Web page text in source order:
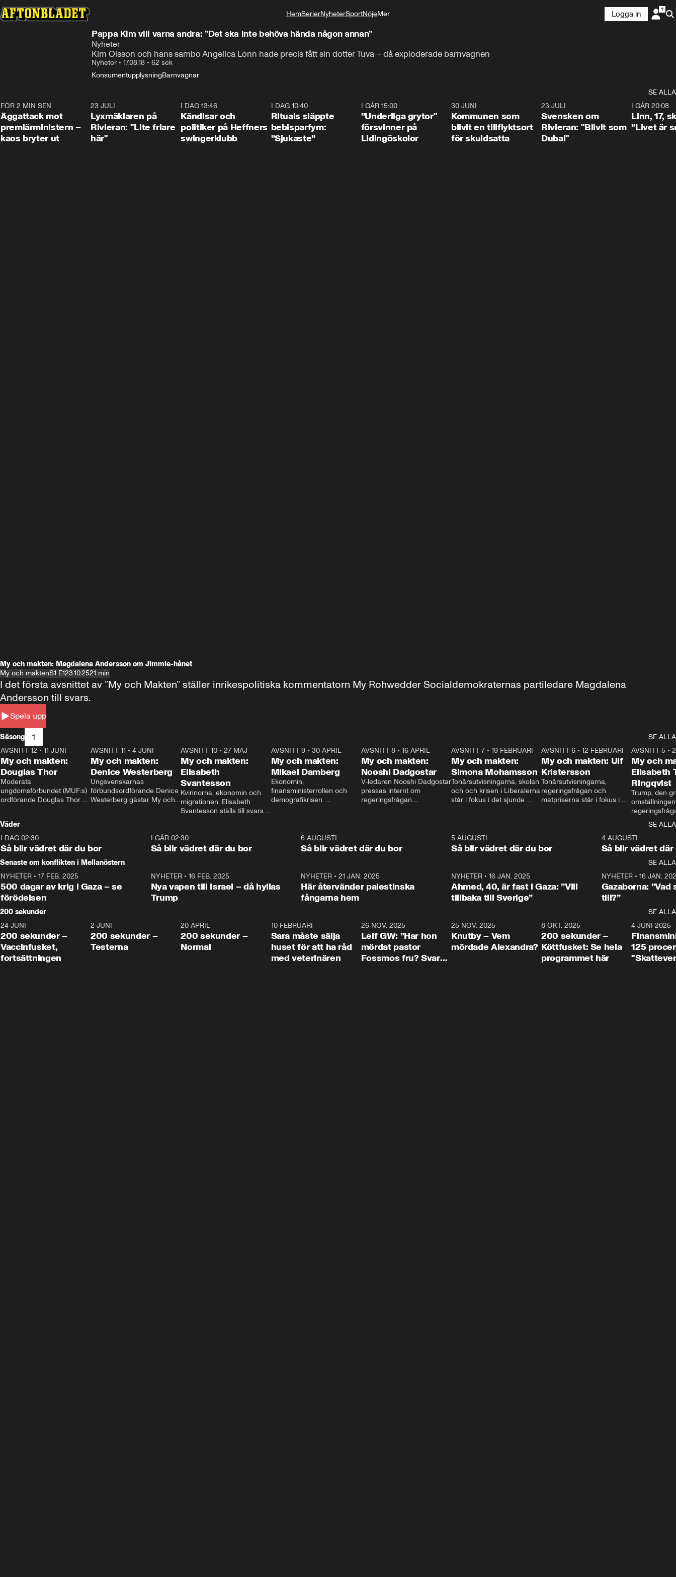
HemSerierNyheterSportNöjeMer
Livsstil
Logga in
Pappa Kim vill varna andra: ”Det ska inte behöva hända någon annan”
Nyheter
Kim Olsson och hans sambo Angelica Lönn hade precis fått sin dotter Tuva – då exploderade barnvagnen
Nyheter • 17.08.18 • 62 sek
KonsumentupplysningBarnvagnar
SE ALLA
0:37
FÖR 2 MIN SEN
Äggattack mot
premiärministern –
kaos bryter ut
23 JULI
Lyxmäklaren på
Rivieran: "Lite friare
här"
I DAG 13:46
Kändisar och
politiker på Heffners
swingerklubb
I DAG 10:40
Rituals släppte
bebisparfym:
”Sjukaste”
I GÅR 15:00
”Underliga grytor"
försvinner på
Lidingöskolor
1:24
30 JUNI
Kommunen som
blivit en tillflyktsort
för skuldsatta
23 JULI
Svensken om
Rivieran: "Blivit som
Dubai"
I GÅR 20:08
Linn, 17,
”Livet är
My och makten: Magdalena Andersson om Jimmie-hånet
My och maktenS1 E123.10.2521 min
Spela upp
I det första avsnittet av ”My och Makten” ställer inrikespolitiska kommentatorn My Rohwedder Socialdemokraternas partiledare Magdalena
Andersson till svars.
Säsong 1
SE ALLA
26:27
AVSNITT 12 • 11 JUNI
My och makten:
Douglas Thor
Moderata
ungdomsförbundet (MUF:s)
ordförande Douglas Thor
tonårsutvisningarna och hur
Moderaterna ska locka
väljare till valet i höst.
23:40
AVSNITT 11 •4 JUNI
My och makten:
Denice Westerberg
Ungsvenskarnas
förbundsordförande Denice
Westerberg gästar My och
AVSNITT 10 •27 MAJ
My och makten:
Elisabeth
Svantesson
Kvinnorna, ekonomin och
migrationen. Elisabeth
Svantesson ställs till svars
AVSNITT 9• 30 APRIL
My och makten:
Mikael Damberg
Ekonomin,
finansministerrollen och
demografikrisen.
och Makten.
AVSNITT 8• 16 APRIL
My och makten:
Nooshi Dadgostar
V-ledaren Nooshi Dadgostar
pressas internt om
regeringsfrågan.
– Vi ställer upp i val. Ska vi
vara med så sitter vi förstås
24:30
AVSNITT 7• 19 FEBRUARI
My och makten:
Simona Mohamsson
Tonårsutvisningarna, skolan
och och krisen i Liberalerna
står i fokus i det sjunde
kommentator My
Rohwedder ställer
utbildnings- och
Mohamsson till svars.
27:30
AVSNITT 6 •12 FEBRUARI
My och makten: Ulf
Kristersson
Tonårsutvisningarna,
regeringsfrågan och
matpriserna står i fokus i
Rohwedder ställer
statsminister Ulf Kristersson
AVSNITT 5 •
My och
Elisabeth
Ringqvist
Trump, den
centrum i
avsnittet av
Makten”. Se
Aftonbladets
Rohwedder
Thand Ring
Väder
SE ALLA
I DAG 02:30
Så blir vädret där du bor
1:06
I GÅR 02:30
Så blir vädret där du bor
6 AUGUSTI
Så blir vädret där du bor
5 AUGUSTI
Så blir vädret där du bor
4 AUGUSTI
Så blir vädret där
Senaste om konflikten i Mellanöstern
SE ALLA
NYHETER • 17 FEB. 2025
500 dagar av krig i Gaza – se
förödelsen
NYHETER• 16 FEB. 2025
Nya vapen till Israel – då hyllas
Trump
NYHETER •21 JAN. 2025
Här återvänder palestinska
fångarna hem
NYHETER• 16 JAN. 2025
Ahmed, 40, är fast i Gaza: ”Vill
tillbaka till Sverige”
NYHETER• 16 JAN.
Gazaborna:
till?”
200 sekunder
SE ALLA
5:00
24 JUNI
200 sekunder –
Vaccinfusket,
fortsättningen
4:23
2 JUNI
200 sekunder –
Testerna
20 APRIL
200 sekunder –
Normal
10 FEBRUARI
Sara måste sälja
huset för att ha råd
med veterinären
26 NOV. 2025
Leif GW: ”Har hon
mördat pastor
Fossmos fru? Svar
31:05
25 NOV. 2025
Knutby – Vem
mördade Alexandra?
4:29
8 OKT. 2025
200 sekunder –
Köttfusket: Se hela
programmet här
4 JUNI 2025
125